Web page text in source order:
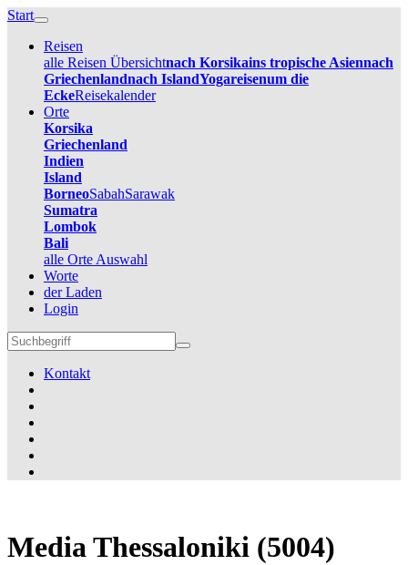
Start
Reisen
alle Reisen Übersichtnach Korsikains tropische Asiennach
Griechenlandnach IslandYogareisenum die
EckeReisekalender
Orte
Korsika
Griechenland
Indien
Island
BorneoSabahSarawak
Sumatra
Lombok
Bali
alle Orte Auswahl
Worte
der Laden
Login
Kontakt
Media Thessaloniki (5004)